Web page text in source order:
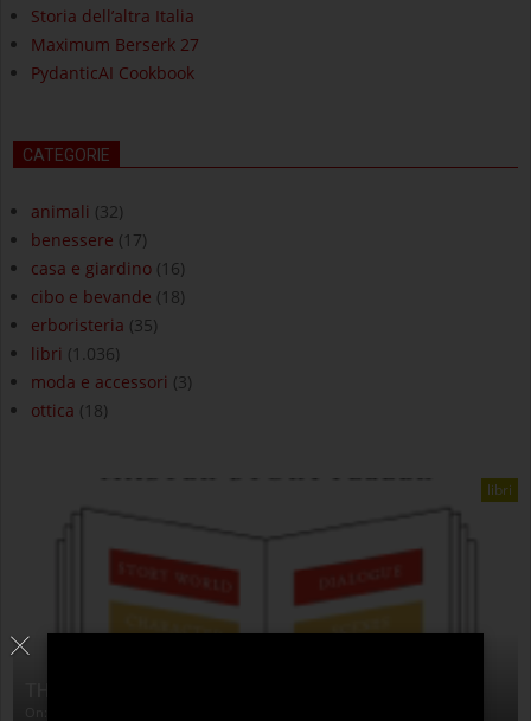
Storia dell’altra Italia
Maximum Berserk 27
PydanticAI Cookbook
CATEGORIE
animali (32)
benessere (17)
casa e giardino (16)
cibo e bevande (18)
erboristeria (35)
libri (1.036)
moda e accessori (3)
ottica (18)
libri